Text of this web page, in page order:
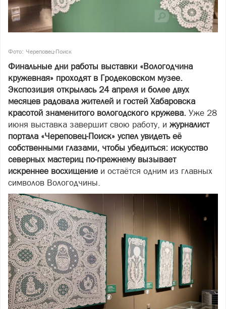
Фото: Череповец-Поиск
Финальные дни работы выставки «Вологодчина
кружевная» проходят в Гродековском музее.
Экспозиция открылась 24 апреля и более двух
месяцев радовала жителей и гостей Хабаровска
красотой знаменитого вологодского кружева. Уже 28
июня выставка завершит свою работу, и журналист
портала «Череповец-Поиск» успел увидеть её
собственными глазами, чтобы убедиться: искусство
северных мастериц по-прежнему вызывает
искреннее восхищение и остаётся одним из главных
символов Вологодчины.